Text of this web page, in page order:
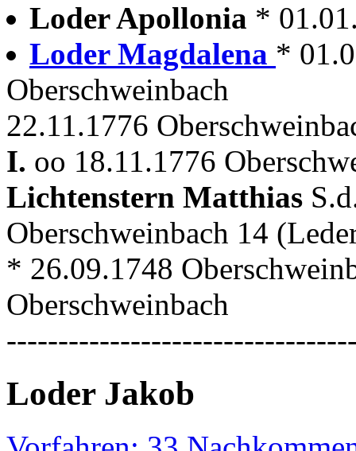
Loder Apollonia *
Loder Magdalena *
Oberschweinbach
22.11.1776
I. oo 18.11.1776
Lichtenstern Matthias
Oberschweinbach 14
* 26.09.1748
Oberschweinbach
Loder Jakob